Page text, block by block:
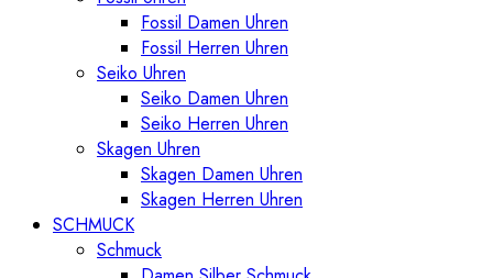
Fossil Damen Uhren
Fossil Herren Uhren
Seiko Uhren
Seiko Damen Uhren
Seiko Herren Uhren
Skagen Uhren
Skagen Damen Uhren
Skagen Herren Uhren
SCHMUCK
Schmuck